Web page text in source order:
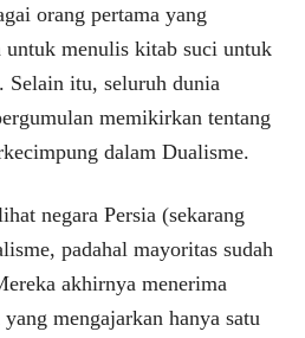
orang pertama yang
untuk menulis kitab suci untuk
Selain itu, seluruh dunia
memikirkan tentang
dalam Dualisme.
negara Persia (sekarang
padahal mayoritas sudah
akhirnya menerima
mengajarkan hanya satu